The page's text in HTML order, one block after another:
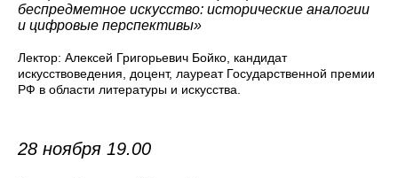
беспредметное искусство: исторические аналогии
и цифровые перспективы»
Лектор: Алексей Григорьевич Бойко, кандидат
искусствоведения, доцент, лауреат Государственной премии
РФ в области литературы и искусства.
28 ноября 19.00